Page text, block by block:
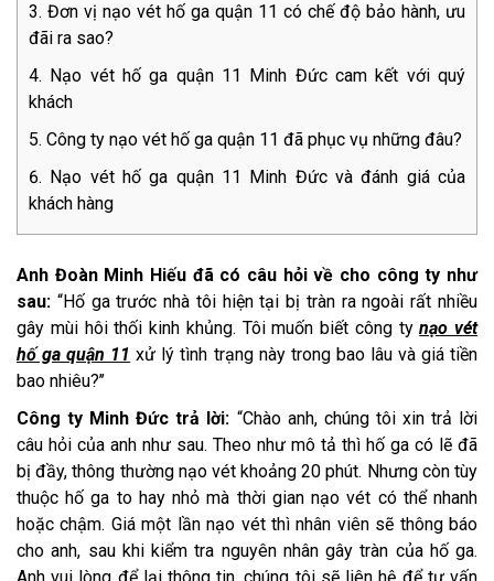
Đơn vị nạo vét hố ga quận 11 có chế độ bảo hành, ưu
đãi ra sao?
Nạo vét hố ga quận 11 Minh Đức cam kết với quý
khách
Công ty nạo vét hố ga quận 11 đã phục vụ những đâu?
Nạo vét hố ga quận 11 Minh Đức và đánh giá của
khách hàng
Anh Đoàn Minh Hiếu đã có câu hỏi về cho công ty như
sau: “Hố ga trước nhà tôi hiện tại bị tràn ra ngoài rất nhiều
gây mùi hôi thối kinh khủng. Tôi muốn biết công tynạo vét
hố ga quận 11 xử lý tình trạng này trong bao lâu và giá tiền
bao nhiêu?’’
Công ty Minh Đức trả lời: “Chào anh, chúng tôi xin trả lời
câu hỏi của anh như sau. Theo như mô tả thì hố ga có lẽ đã
bị đầy, thông thường nạo vét khoảng 20 phút. Nhưng còn tùy
thuộc hố ga to hay nhỏ mà thời gian nạo vét có thể nhanh
hoặc chậm. Giá một lần nạo vét thì nhân viên sẽ thông báo
cho anh, sau khi kiểm tra nguyên nhân gây tràn của hố ga.